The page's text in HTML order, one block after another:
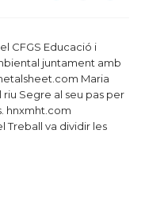
CFGS Educació i
juntament amb
Maria
Segre al seu pas per
hnxmht.com
Treball va dividir les